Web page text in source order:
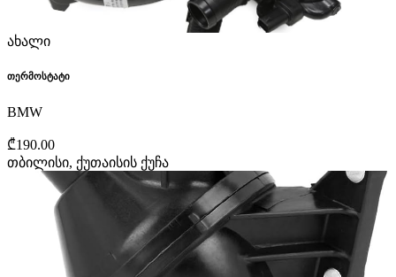
ახალი
თერმოსტატი
BMW
₾190.00
თბილისი, ქუთაისის ქუჩა